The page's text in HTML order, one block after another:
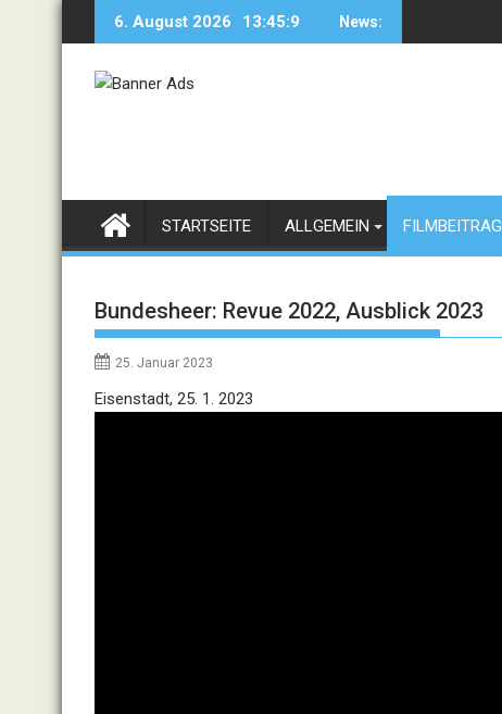
6. August 2026 13:45:9 News:
STARTSEITE ALLGEMEIN FILMBEITRAG
Bundesheer: Revue 2022, Ausblick 2023
25. Januar 2023
Eisenstadt, 25. 1. 2023